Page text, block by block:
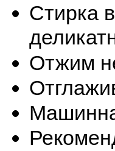
Стирка
Отжим